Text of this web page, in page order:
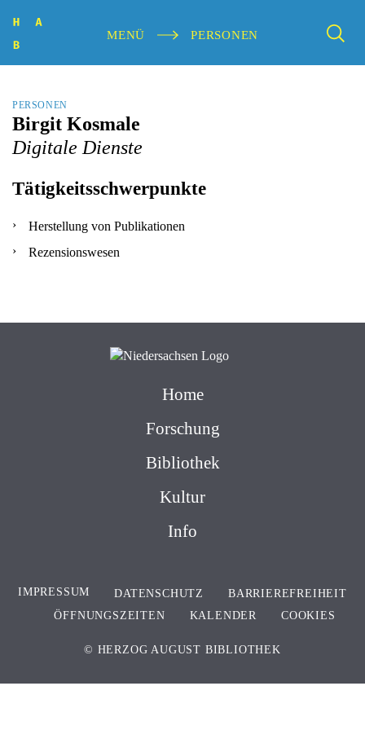
MENÜ PERSONEN
PERSONEN
Birgit Kosmale
Digitale Dienste
Tätigkeitsschwerpunkte
Herstellung von Publikationen
Rezensionswesen
Home
Forschung
Bibliothek
Kultur
Info
© HERZOG AUGUST BIBLIOTHEK
IMPRESSUM DATENSCHUTZ
BARRIEREFREIHEIT
ÖFFNUNGSZEITEN
KALENDER COOKIES